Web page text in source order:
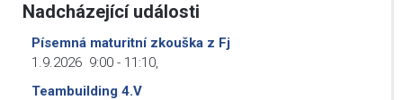
Nadcházející události
Písemná maturitní zkouška z Fj
1.9.2026 9:00 - 11:10,
Teambuilding 4.V